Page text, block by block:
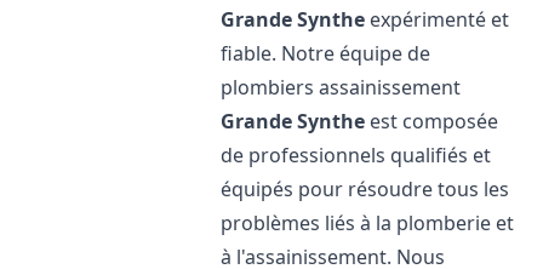
Grande Synthe expérimenté et
fiable. Notre équipe de
plombiers assainissement
Grande Synthe est composée
de professionnels qualifiés et
équipés pour résoudre tous les
problèmes liés à la plomberie et
à l'assainissement. Nous